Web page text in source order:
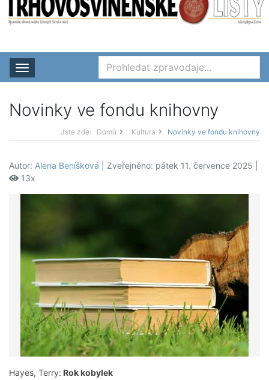
Rozbalit nabídku
Novinky ve fondu knihovny
Jste zde: Domů Kultura Novinky ve fondu knihovny
Autor: Alena Beníšková | Zveřejněno: pátek 11. července 2025 |
13x
Hayes, Terry: Rok kobylek